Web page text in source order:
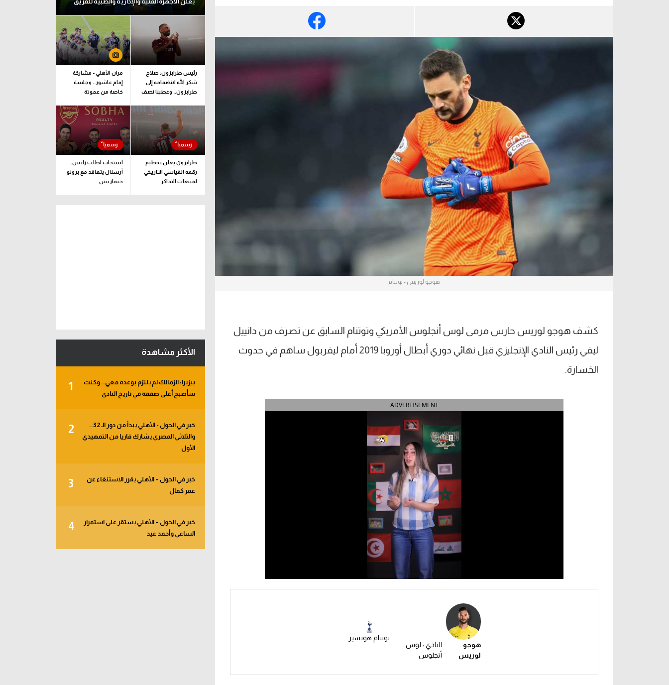
دوري أبطال أوروبا
دوري أبطال إفريقيا
كل البطولات
دوري أبطال أوروبا
هوجو لوريس - توتنام
كشف هوجو لوريس حارس مرمى لوس أنجلوس الأمريكي وتوتنام السابق عن تصرف من دانييل
ليفي رئيس النادي الإنجليزي قبل نهائي دوري أبطال أوروبا 2019 أمام ليفربول ساهم في حدوث
الخسارة.
ADVERTISEMENT
هوجو
لوريس
النادي : لوس
أنجلوس
توتنام هوتسبر
رئيس طرابزون: صلاح
شكر الله لانضمامه إلى
طرابزون.. وغطينا نصف
مران الأهلي - مشاركة
إمام عاشور.. وجلسة
خاصة من عموتة
طرابزون يعلن تحطيم
رقمه القياسي التاريخي
لمبيعات التذاكر
استجاب لطلب رايس..
أرسنال يتعاقد مع برونو
جيماريش
الأكثر مشاهدة
1
بيزيرا: الزمالك لم يلتزم بوعده معي.. وكنت
سأصبح أغلى صفقة في تاريخ النادي
2
خبر في الجول - الأهلي يبدأ من دور الـ 32..
والثلاثي المصري يشارك قاريا من التمهيدي
الأول
3
خبر في الجول – الأهلي يقرر الاستنغاء عن
عمر كمال
4
خبر في الجول – الأهلي يستقر على استمرار
الساعي وأحمد عيد